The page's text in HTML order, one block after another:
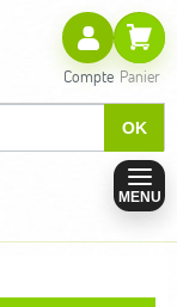
OK
Compte Panier
MENU